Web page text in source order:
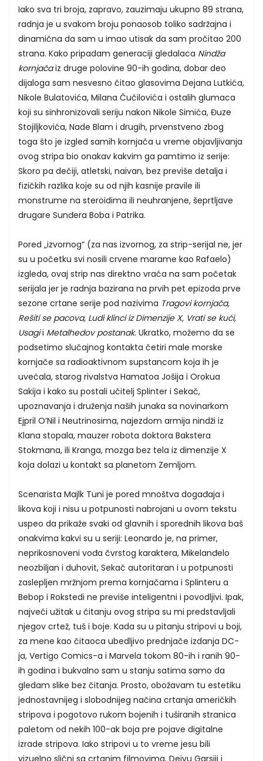
Iako sva tri broja, zapravo, zauzimaju ukupno 89 strana,
radnja je u svakom broju ponaosob toliko sadržajna i
dinamična da sam u imao utisak da sam pročitao 200
strana. Kako pripadam generaciji gledalaca Nindža
kornjačaiz druge polovine 90-ih godina, dobar deo
dijaloga sam nesvesno čitao glasovima Dejana Lutkića,
Nikole Bulatovića, Milana Čučilovića i ostalih glumaca
koji su sinhronizovali seriju nakon Nikole Simića, Đuze
Stojiljkovića, Nade Blam i drugih, prvenstveno zbog
toga što je izgled samih kornjača u vreme objavljivanja
ovog stripa bio onakav kakvim ga pamtimo iz serije:
Skoro pa dečiji, atletski, naivan, bez previše detalja i
fizičkih razlika koje su od njih kasnije pravile ili
monstrume na steroidima ili neuhranjene, šeprtljave
drugare Sunđera Boba i Patrika.
Pored „izvornog“ (za nas izvornog, za strip-serijal ne, jer
su u početku svi nosili crvene marame kao Rafaelo)
izgleda, ovaj strip nas direktno vraća na sam početak
serijala jer je radnja bazirana na prvih pet epizoda prve
sezone crtane serije pod nazivima Tragovi kornjača,
Rešiti se pacova, Ludi klinci iz Dimenzije X, Vrati se kući,
Usagii Metalhedov postanak. Ukratko, možemo da se
podsetimo slučajnog kontakta četiri male morske
kornjače sa radioaktivnom supstancom koja ih je
uvećala, starog rivalstva Hamatoa Jošija i Orokua
Sakija i kako su postali učitelj Splinter i Sekač,
upoznavanja i druženja naših junaka sa novinarkom
Ejpril O’Nil i Neutrinosima, najezdom armija nindži iz
Klana stopala, mauzer robota doktora Bakstera
Stokmana, ili Kranga, mozga bez tela iz dimenzije X
koja dolazi u kontakt sa planetom Zemljom.
Scenarista Majlk Tuni je pored mnoštva događaja i
likova koji i nisu u potpunosti nabrojani u ovom tekstu
uspeo da prikaže svaki od glavnih i sporednih likova baš
onakvima kakvi su u seriji: Leonardo je, na primer,
neprikosnoveni vođa čvrstog karaktera, Mikelanđelo
neozbiljan i duhovit, Sekač autoritaran i u potpunosti
zaslepljen mržnjom prema kornjačama i Splinteru a
Bebop i Rokstedi ne previše inteligentni i povodljivi. Ipak,
najveći užitak u čitanju ovog stripa su mi predstavljali
njegov crtež, tuš i boje. Kada su u pitanju stripovi u boji,
za mene kao čitaoca ubedljivo prednjače izdanja DC-
ja, Vertigo Comics-a i Marvela tokom 80-ih i ranih 90-
ih godina i bukvalno sam u stanju satima samo da
gledam slike bez čitanja. Prosto, obožavam tu estetiku
jednostavnijeg i slobodnijeg načina crtanja američkih
stripova i pogotovo rukom bojenih i tuširanih stranica
paletom od nekih 100-ak boja pre pojave digitalne
izrade stripova. Iako stripovi u to vreme jesu bili
vizuelno slični sa crtanim filmovima, Dejvu Garsiji i